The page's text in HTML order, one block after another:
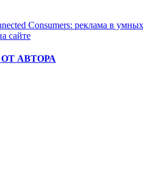
Consumers: реклама в
сайте
АВТОРА